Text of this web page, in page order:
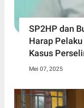
SP2HP dan
Harap
Kasus
Mei 07, 2025